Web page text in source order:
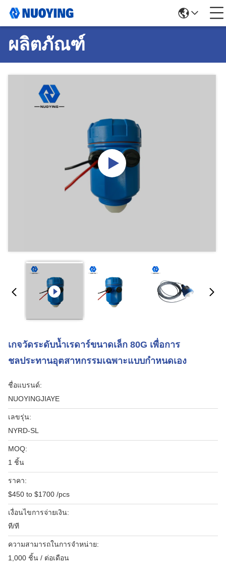
ผลิตภัณฑ์
เกจวัดระดับน้ำเรดาร์ขนาดเล็ก 80G เพื่อการ
ชลประทานอุตสาหกรรมเฉพาะแบบกำหนดเอง
ชื่อแบรนด์:
NUOYINGJIAYE
เลขรุ่น:
NYRD-SL
MOQ:
1 ชิ้น
ราคา:
$450 to $1700 /pcs
เงื่อนไขการจ่ายเงิน:
ที/ที
ความสามารถในการจําหน่าย:
1,000 ชิ้น / ต่อเดือน